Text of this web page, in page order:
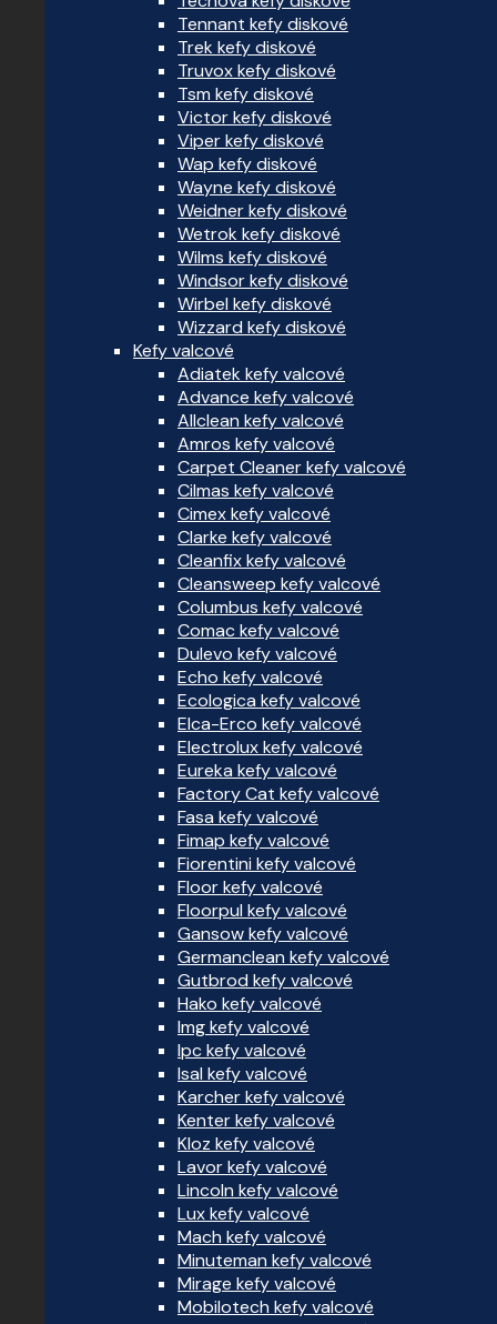
Tennant kefy diskové
Trek kefy diskové
Truvox kefy diskové
Tsm kefy diskové
Victor kefy diskové
Viper kefy diskové
Wap kefy diskové
Wayne kefy diskové
Weidner kefy diskové
Wetrok kefy diskové
Wilms kefy diskové
Windsor kefy diskové
Wirbel kefy diskové
Wizzard kefy diskové
Kefy valcové
Adiatek kefy valcové
Advance kefy valcové
Allclean kefy valcové
Amros kefy valcové
Carpet Cleaner kefy valcové
Cilmas kefy valcové
Cimex kefy valcové
Clarke kefy valcové
Cleanfix kefy valcové
Cleansweep kefy valcové
Columbus kefy valcové
Comac kefy valcové
Dulevo kefy valcové
Echo kefy valcové
Ecologica kefy valcové
Elca-Erco kefy valcové
Electrolux kefy valcové
Eureka kefy valcové
Factory Cat kefy valcové
Fasa kefy valcové
Fimap kefy valcové
Fiorentini kefy valcové
Floor kefy valcové
Floorpul kefy valcové
Gansow kefy valcové
Germanclean kefy valcové
Gutbrod kefy valcové
Hako kefy valcové
Img kefy valcové
Ipc kefy valcové
Isal kefy valcové
Karcher kefy valcové
Kenter kefy valcové
Kloz kefy valcové
Lavor kefy valcové
Lincoln kefy valcové
Lux kefy valcové
Mach kefy valcové
Minuteman kefy valcové
Mirage kefy valcové
Mobilotech kefy valcové